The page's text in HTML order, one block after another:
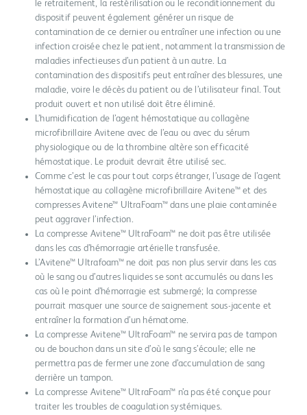
le retraitement, la restérilisation ou le reconditionnement du
dispositif peuvent également générer un risque de
contamination de ce dernier ou entraîner une infection ou une
infection croisée chez le patient, notamment la transmission de
maladies infectieuses d’un patient à un autre. La
contamination des dispositifs peut entraîner des blessures, une
maladie, voire le décès du patient ou de l’utilisateur final. Tout
produit ouvert et non utilisé doit être éliminé.
L’humidification de l’agent hémostatique au collagène
microfibrillaire Avitene avec de l’eau ou avec du sérum
physiologique ou de la thrombine altère son efficacité
hémostatique. Le produit devrait être utilisé sec.
Comme c’est le cas pour tout corps étranger, l’usage de l’agent
hémostatique au collagène microfibrillaire Avitene™ et des
compresses Avitene™ UltraFoam™ dans une plaie contaminée
peut aggraver l’infection.
La compresse Avitene™ UltraFoam™ ne doit pas être utilisée
dans les cas d’hémorragie artérielle transfusée.
L’Avitene™ Ultrafoam™ ne doit pas non plus servir dans les cas
où le sang ou d’autres liquides se sont accumulés ou dans les
cas où le point d’hémorragie est submergé; la compresse
pourrait masquer une source de saignement sous-jacente et
entraîner la formation d’un hématome.
La compresse Avitene™ UltraFoam™ ne servira pas de tampon
ou de bouchon dans un site d’où le sang s’écoule; elle ne
permettra pas de fermer une zone d’accumulation de sang
derrière un tampon.
La compresse Avitene™ UltraFoam™ n’a pas été conçue pour
traiter les troubles de coagulation systémiques.